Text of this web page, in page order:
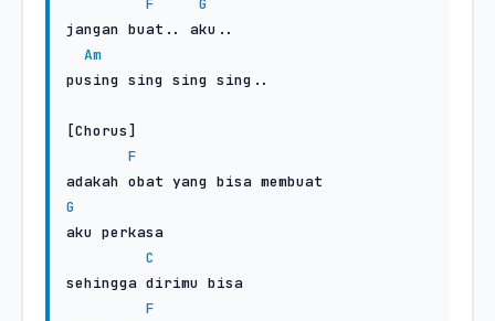
F
G
jangan buat.. aku..
Am
pusing sing sing sing..
[Chorus]
F
G
aku perkasa
C
sehingga dirimu bisa
F